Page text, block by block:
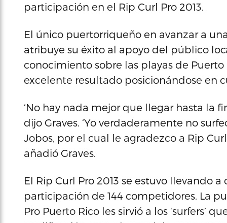
participación en el Rip Curl Pro 2013.
El único puertorriqueño en avanzar a
atribuye su éxito al apoyo del público
conocimiento sobre las playas de
excelente resultado posicionándose en
‘No hay nada mejor que llegar hasta la
dijo Graves. ‘Yo verdaderamente no
Jobos, por el cual le agradezco a Rip
añadió Graves.
El Rip Curl Pro 2013 se estuvo llevando
participación de 144 competidores. La
Pro Puerto Rico les sirvió a los ‘surfers’